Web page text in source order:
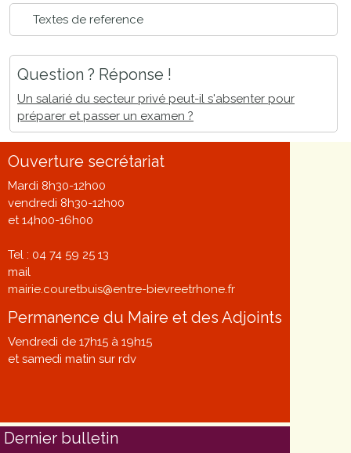
Textes de reference
Question ? Réponse !
Un salarié du secteur privé peut-il s'absenter pour
préparer et passer un examen ?
Ouverture secrétariat
Mardi 8h30-12h00
vendredi 8h30-12h00
et 14h00-16h00
Tel : 04 74 59 25 13
mail
mairie.couretbuis@entre-bievreetrhone.fr
Permanence du Maire et des Adjoints
Vendredi de 17h15 à 19h15
et samedi matin sur rdv
Dernier bulletin